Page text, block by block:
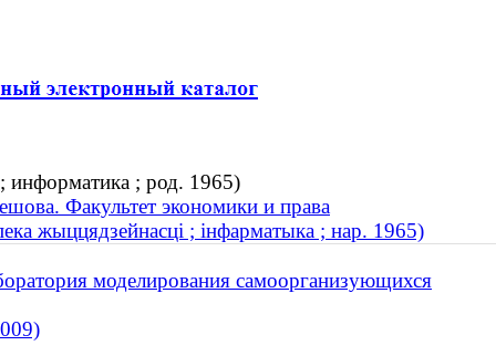
; информатика ; род. 1965)
Факультет экономики и права
жыццядзейнасці ; інфарматыка ; нар. 1965)
моделирования самоорганизующихся